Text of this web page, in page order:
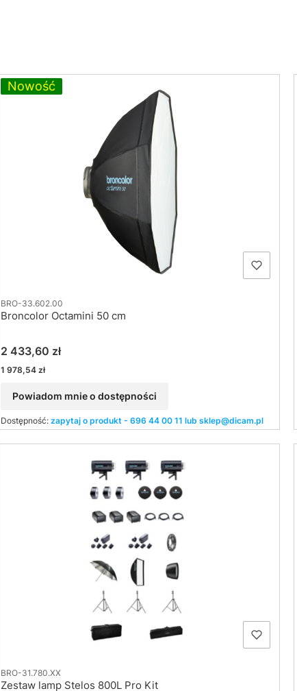
Nowość
BRO-33.602.00
Broncolor Octamini 50 cm
Cena
2 433,60 zł
Cena
1 978,54 zł
Powiadom mnie o dostępności
Dostępność:zapytaj o produkt - 696 44 00 11 lub sklep@dicam.pl
BRO-31.780.XX
Zestaw lamp Stelos 800L Pro Kit